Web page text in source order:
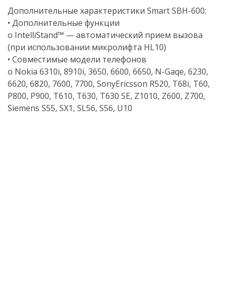
Дополнительные характеристики SmartSBH-600:
• Дополнительные функции
o IntelliStand™ — автоматический прием вызова
(при использовании микролифта HL10)
• Совместимые модели телефонов
o Nokia 6310i, 8910i, 3650, 6600, 6650, N-Gaqe, 6230,
6620, 6820, 7600, 7700, SonyEricsson R520, T68i, T60,
P800, P900, T610, T630, T630 SE, Z1010, Z600, Z700,
Siemens S55, SX1, SL56, S56, U10